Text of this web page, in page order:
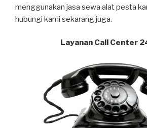
menggunakan jasa sewa alat pesta
hubungi kami sekarang juga.
Layanan Call Center